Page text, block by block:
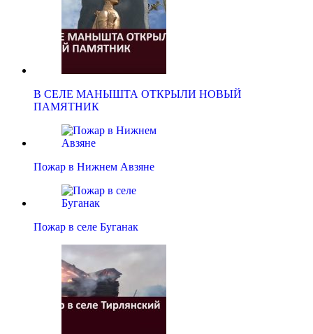
В СЕЛЕ МАНЫШТА ОТКРЫЛИ НОВЫЙ
ПАМЯТНИК
Пожар в Нижнем Авзяне
Пожар в селе Буганак